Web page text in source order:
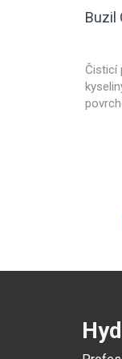
Buzil
Čisticí
nebo